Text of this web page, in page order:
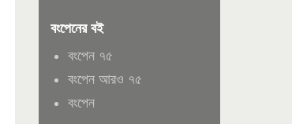
বংপেনের বই
বংপেন ৭৫
বংপেন আরও ৭৫
বংপেন